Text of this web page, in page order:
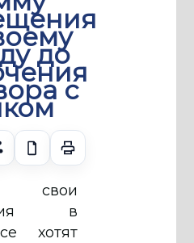
до
с
свои
в
хотят